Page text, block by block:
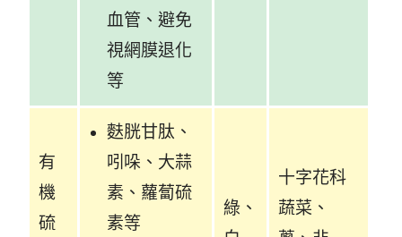
血管、避免
視網膜退化
等
有
機
硫
麩胱甘肽、
吲哚、大蒜
素、蘿蔔硫
素等
綠、
十字花科
蔬菜、